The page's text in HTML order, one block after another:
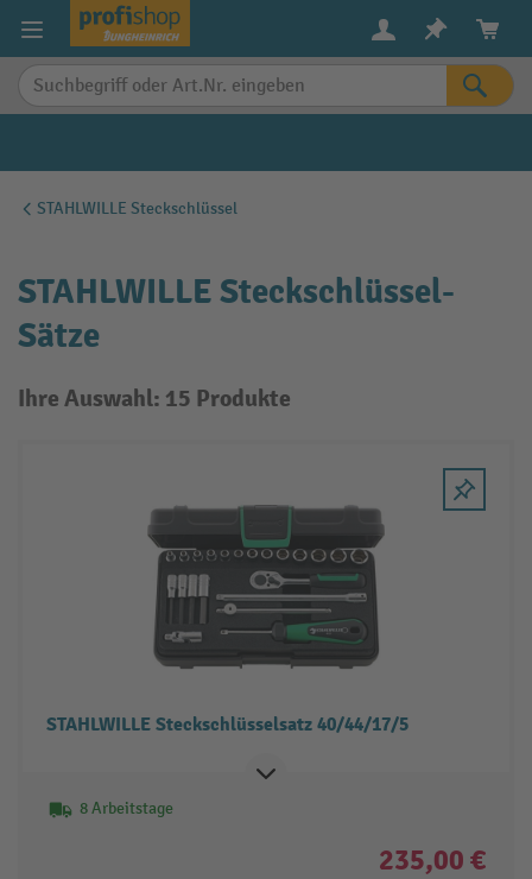
springen
STAHLWILLE Steckschlüssel
STAHLWILLE Steckschlüssel-
Sätze
Ihre Auswahl: 15 Produkte
STAHLWILLE Steckschlüsselsatz 40/44/17/5
8 Arbeitstage
235,00 €